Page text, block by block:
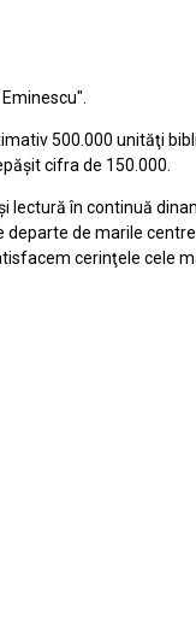
500.000 unităţi
cifra de 150.000.
lectură în continuă
de marile
cerinţele cele